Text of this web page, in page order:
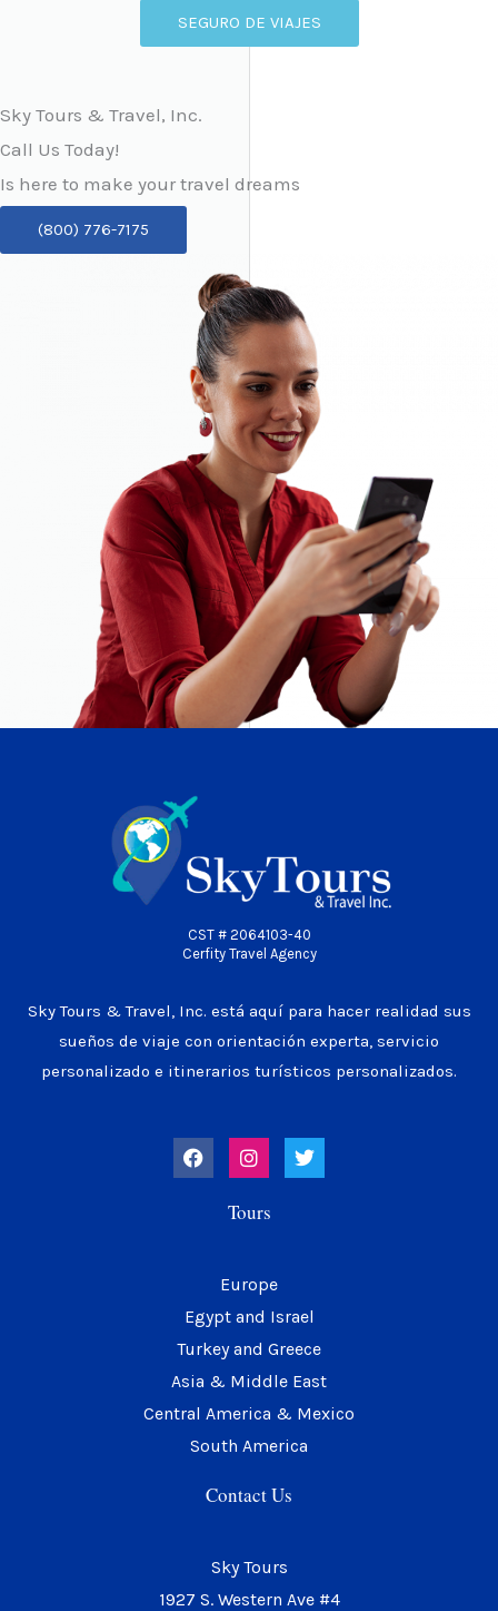
SEGURO DE VIAJES
Sky Tours & Travel, Inc.
Call Us Today!
Is here to make your travel dreams
(800) 776-7175
CST # 2064103-40
Cerfity Travel Agency
Sky Tours & Travel, Inc. está aquí para hacer realidad sus
sueños de viaje con orientación experta, servicio
personalizado e itinerarios turísticos personalizados.
F
a
c
I
n
s
a
a
m
T
w
i
Tours
Europe
Egypt and Israel
Turkey and Greece
Asia & Middle East
Central America & Mexico
South America
Contact Us
Sky Tours
1927 S. Western Ave #4